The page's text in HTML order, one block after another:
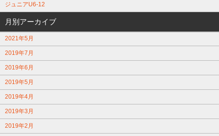
ジュニアU6-12
月別アーカイブ
2021年5月
2019年7月
2019年6月
2019年5月
2019年4月
2019年3月
2019年2月